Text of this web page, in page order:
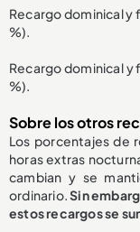
Recargo dominical
%).
Recargo dominical y
%).
Sobre los otros
Los porcentajes de
horas extras
cambian y se
ordinario.Sin
estos recargos se